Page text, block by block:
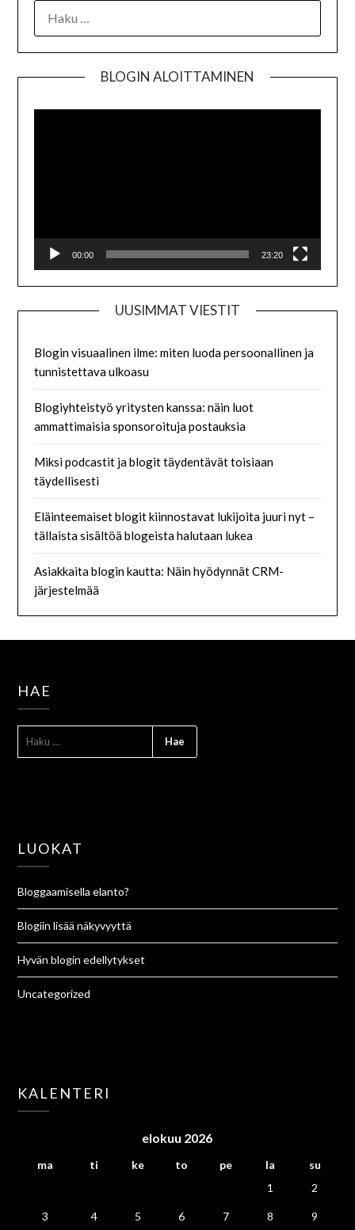
BLOGIN ALOITTAMINEN
00:00 23:20
UUSIMMAT VIESTIT
Blogin visuaalinen ilme: miten luoda persoonallinen ja
tunnistettava ulkoasu
Blogiyhteistyö yritysten kanssa: näin luot
ammattimaisia sponsoroituja postauksia
Miksi podcastit ja blogit täydentävät toisiaan
täydellisesti
Eläinteemaiset blogit kiinnostavat lukijoita juuri nyt –
tällaista sisältöä blogeista halutaan lukea
Asiakkaita blogin kautta: Näin hyödynnät CRM-
järjestelmää
HAE
LUOKAT
Bloggaamisella elanto?
Blogiin lisää näkyvyyttä
Hyvän blogin edellytykset
Uncategorized
KALENTERI
elokuu 2026
ma ti ke to pe la
su
1
2
3 4 5 6 7 8 9